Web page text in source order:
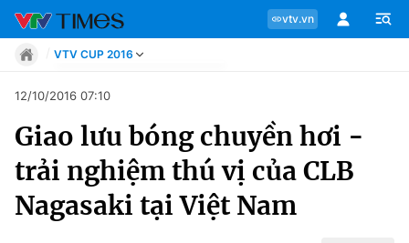
vtv.vn
Chuyên mục
Tin tức
VTV CUP 2016
Move
Phong cách
Sự kiện
Bóng đá
Thể thao điện tử
12/10/2016 07:10
Giao lưu bóng chuyền hơi -
trải nghiệm thú vị của CLB
Nagasaki tại Việt Nam